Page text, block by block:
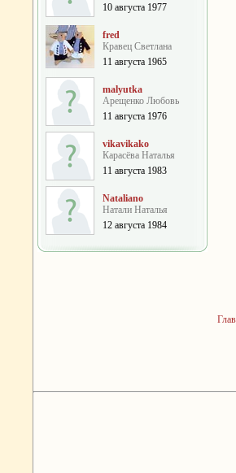
10 августа 1977
fred
Кравец Светлана
11 августа 1965
malyutka
Арещенко Любовь
11 августа 1976
vikavikako
Карасёва Наталья
11 августа 1983
Nataliano
Натали Наталья
12 августа 1984